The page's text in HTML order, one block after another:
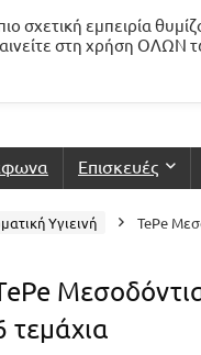
Επισκευές
Υγιεινή TePe
τεμάχια
εμπειρία
στη χρήση ΟΛΩΝ